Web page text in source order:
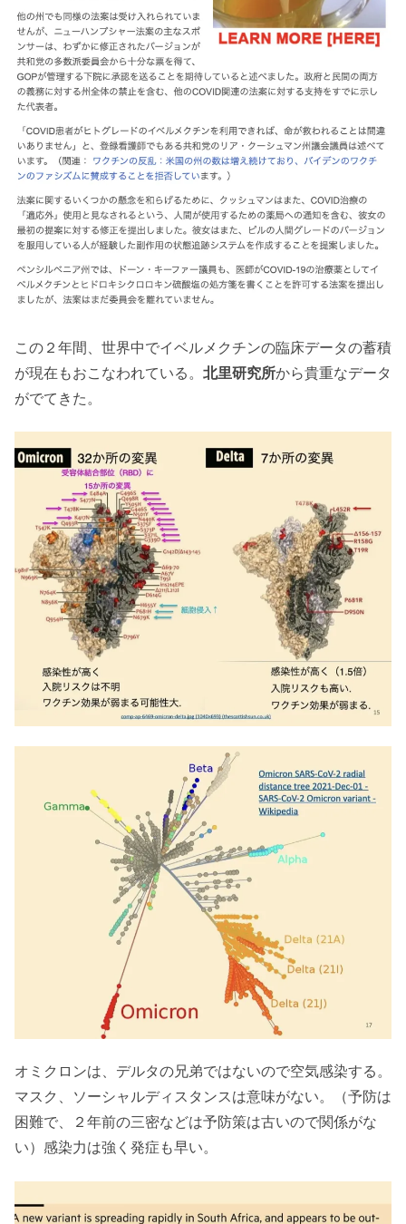
この２年間、世界中でイベルメクチンの臨床データの蓄積
が現在もおこなわれている。 北里研究所から貴重なデータ
がでてきた。
オミクロンは、デルタの兄弟ではないので空気感染する。
マスク、ソーシャルディスタンスは意味がない。（予防は
困難で、２年前の三密などは予防策は古いので関係がな
い）感染力は強く発症も早い。